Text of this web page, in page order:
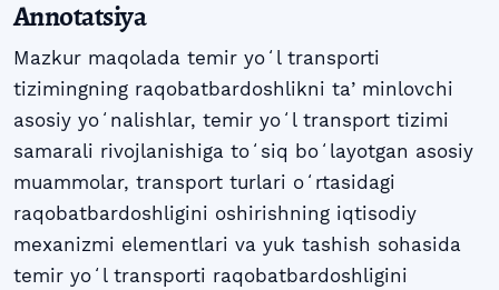
Annotatsiya
Mazkur maqolada temir yoʻl transporti
tizimingning raqobatbardoshlikni taʼminlovchi
asosiy yoʻnalishlar, temir yoʻl transport tizimi
samarali rivojlanishiga toʻsiq boʻlayotgan asosiy
muammolar, transport turlari oʻrtasidagi
raqobatbardoshligini oshirishning iqtisodiy
mexanizmi elementlari va yuk tashish sohasida
temir yoʻl transporti raqobatbardoshligini